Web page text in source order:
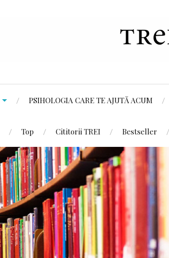
PSIHOLOGIA CARE TE AJUTĂ ACUM
Top Cititorii TREI Bestseller